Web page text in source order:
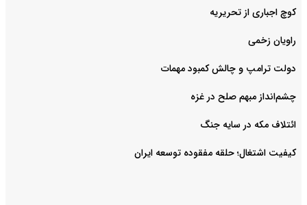
کوچ اجباری از تحریریه
راویان زخمی
دولت ترامپ و چالش کمبود مهمات
چشم‌انداز مبهم صلح در غزه
ائتلاف مکه در سایه جنگ
کیفیت اشتغال؛ حلقه مفقوده توسعه ایران